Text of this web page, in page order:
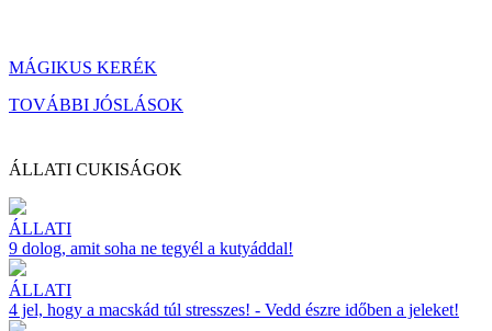
MÁGIKUS KERÉK
TOVÁBBI JÓSLÁSOK
ÁLLATI CUKISÁGOK
ÁLLATI
9 dolog, amit soha ne tegyél a kutyáddal!
ÁLLATI
4 jel, hogy a macskád túl stresszes! - Vedd észre időben a jeleket!